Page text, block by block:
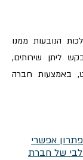
הנובעות ממנו
ליתן שירותים,
באמצעות חברה
אפשרי
של חברת